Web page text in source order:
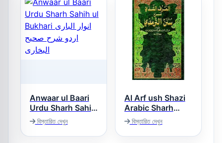
Anwaar ul Baari
Urdu Sharh Sahih
ul Bukhari انوار
الباری اردو شرح
صحیح البخاری
বিস্তারিত দেখুন
Al Arf ush Shazi
Arabic Sharh
Tirmezi العرف
الشذی عربی شرح
سنن الترمذی
বিস্তারিত দেখুন